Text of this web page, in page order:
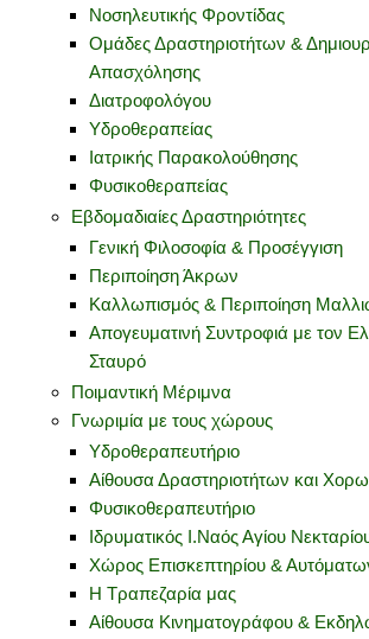
Νοσηλευτικής Φροντίδας
Ομάδες Δραστηριοτήτων &
Απασχόλησης
Διατροφολόγου
Υδροθεραπείας
Ιατρικής Παρακολούθησης
Φυσικοθεραπείας
Εβδομαδιαίες Δραστηριότητες
Γενική Φιλοσοφία & Προσέγγιση
Περιποίηση Άκρων
Καλλωπισμός & Περιποίηση
Απογευματινή Συντροφιά με τον
Σταυρό
Ποιμαντική Μέριμνα
Γνωριμία με τους χώρους
Υδροθεραπευτήριο
Αίθουσα Δραστηριοτήτων και
Φυσικοθεραπευτήριο
Ιδρυματικός Ι.Ναός Αγίου
Χώρος Επισκεπτηρίου &
Η Τραπεζαρία μας
Αίθουσα Κινηματογράφου &